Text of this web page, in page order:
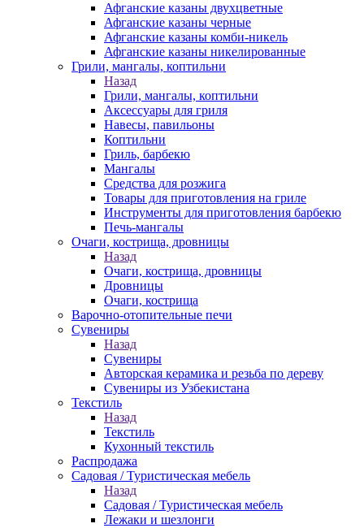
Афганские казаны двухцветные
Афганские казаны черные
Афганские казаны комби-никель
Афганские казаны никелированные
Грили, мангалы, коптильни
Назад
Грили, мангалы, коптильни
Аксессуары для гриля
Навесы, павильоны
Коптильни
Гриль, барбекю
Мангалы
Средства для розжига
Товары для приготовления на гриле
Инструменты для приготовления барбекю
Печь-мангалы
Очаги, кострища, дровницы
Назад
Очаги, кострища, дровницы
Дровницы
Очаги, кострища
Варочно-отопительные печи
Сувениры
Назад
Сувениры
Авторская керамика и резьба по дереву
Сувениры из Узбекистана
Текстиль
Назад
Текстиль
Кухонный текстиль
Распродажа
Садовая / Туристическая мебель
Назад
Садовая / Туристическая мебель
Лежаки и шезлонги